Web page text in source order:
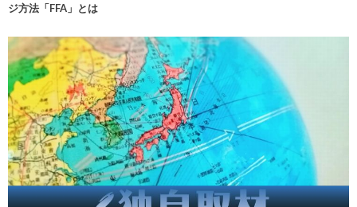
ジ方法「FFA」とは